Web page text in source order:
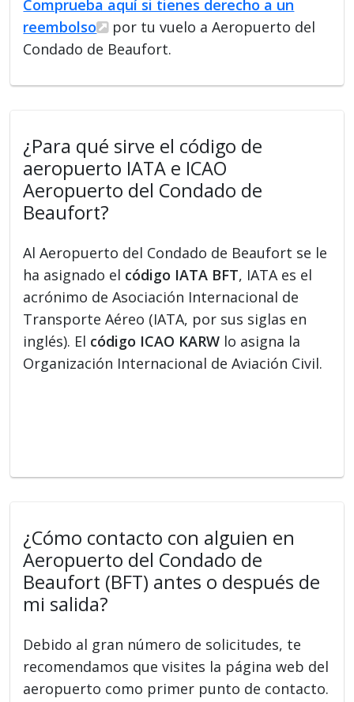
Comprueba aquí si tienes derecho a un
reembolso
por tu vuelo a Aeropuerto del
Condado de Beaufort.
¿Para qué sirve el código de
aeropuerto IATA e ICAO
Aeropuerto del Condado de
Beaufort?
Al Aeropuerto del Condado de Beaufort se le
ha asignado el código IATA BFT, IATA es el
acrónimo de Asociación Internacional de
Transporte Aéreo (IATA, por sus siglas en
inglés). El código ICAO KARW lo asigna la
Organización Internacional de Aviación Civil.
¿Cómo contacto con alguien en
Aeropuerto del Condado de
Beaufort (BFT) antes o después de
mi salida?
Debido al gran número de solicitudes, te
recomendamos que visites la página web del
aeropuerto como primer punto de contacto.